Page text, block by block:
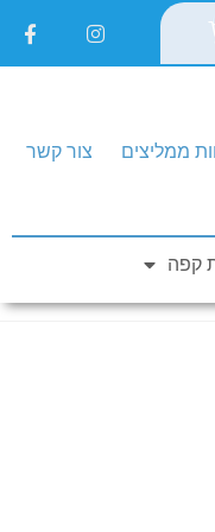
ממליצים צור קשר
קפה